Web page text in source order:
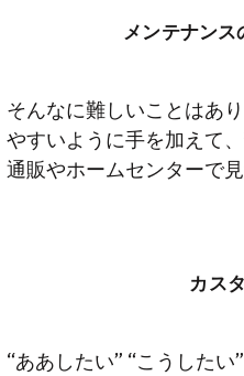
メンテナンス
そんなに難しいことはあ
やすいように手を加えて
通販やホームセンターで見
カス
“ああしたい” “こうした